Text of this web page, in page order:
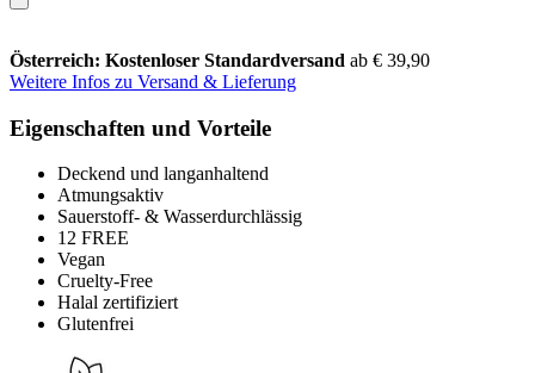
Österreich: Kostenloser Standardversand ab € 39,90
Weitere Infos zu Versand & Lieferung
Eigenschaften und Vorteile
Deckend und langanhaltend
Atmungsaktiv
Sauerstoff- & Wasserdurchlässig
12 FREE
Vegan
Cruelty-Free
Halal zertifiziert
Glutenfrei